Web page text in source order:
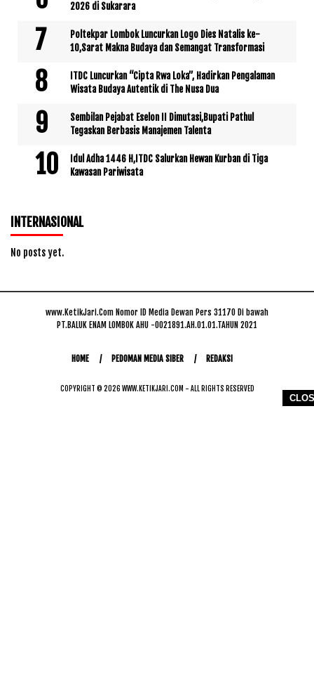
2026 di Sukarara
Poltekpar Lombok Luncurkan Logo Dies Natalis ke-
10,Sarat Makna Budaya dan Semangat Transformasi
ITDC Luncurkan “Cipta Rwa Loka”, Hadirkan Pengalaman
Wisata Budaya Autentik di The Nusa Dua
Sembilan Pejabat Eselon II Dimutasi,Bupati Pathul
Tegaskan Berbasis Manajemen Talenta
Idul Adha 1446 H,ITDC Salurkan Hewan Kurban di Tiga
Kawasan Pariwisata
INTERNASIONAL
No posts yet.
www.KetikJari.Com Nomor ID Media Dewan Pers 31170 Di bawah
PT.BALUK ENAM LOMBOK AHU -0021891.AH.01.01.TAHUN 2021
HOME PEDOMAN MEDIA SIBER REDAKSI
COPYRIGHT © 2026 WWW.KETIKJARI.COM - ALL RIGHTS RESERVED